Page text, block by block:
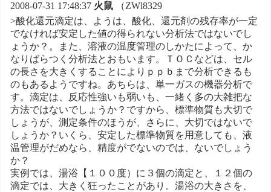
2008-07-31 17:48:37 火鼠 （ZWl8329
>酸化還元滴定は、ようは、酸化、還元剤の残存率が一定
でなければ安定した値の得られない分析法ではないでし
ょうか？。また、溶液の温度管理のしかたによって、か
なりばらつく分析法とおもいます。ＴＯＣなどは、セル
の長さを大きくすることによりｐｐｂまで分析できるも
のもあるようですね。あちらは、単一ガスの機器分析で
す。滴定は、反応性強いも弱いも、一緒く多の大雑把な
方法ではないでしょうか？ですから、標準物質も大切で
しょうが、測定条件のほうが、さらに、大切ではないで
しょうか？いくら、安定した標準物質を用意しても、液
温管理がだめなら、精度がでないのでは、ないでしょう
か？
実例では、湯浴【１００度）に３個の滴定と、１２個の
滴定では、大きく狂ったことがあり。湯浴の大きさを、